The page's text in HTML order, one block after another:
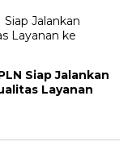
Siap Jalankan
Layanan